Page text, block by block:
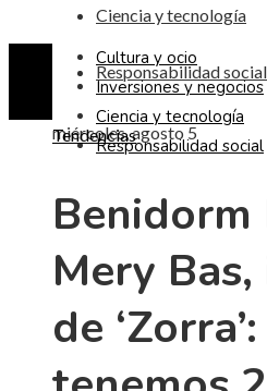
Ciencia y tecnología
Responsabilidad social
miércoles, agosto 5
Cultura y ocio
Inversiones y negocios
Ciencia y tecnología
Responsabilidad social
Tendencias
Benidorm
Mery
de